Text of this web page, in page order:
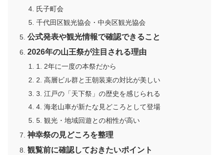
氏子町会
千代田区観光協会・中央区観光協会
公式発表や観光情報で確認できること
2026年の山王祭が注目される理由
1. 2年に一度の本祭だから
2. 高層ビル群と王朝装束の対比が美しい
3. 江戸の「天下祭」の歴史を感じられる
4. 海老山車が新たな見どころとして登場
5. 観光・地域回遊との相性が高い
神幸祭の見どころを整理
観覧前に確認しておきたいポイント